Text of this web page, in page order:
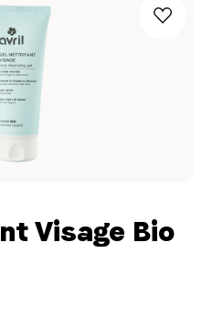
Visage Bio